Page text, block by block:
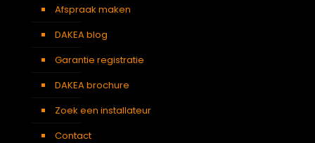
Afspraak maken
DAKEA blog
Garantie registratie
DAKEA brochure
Zoek een installateur
Contact